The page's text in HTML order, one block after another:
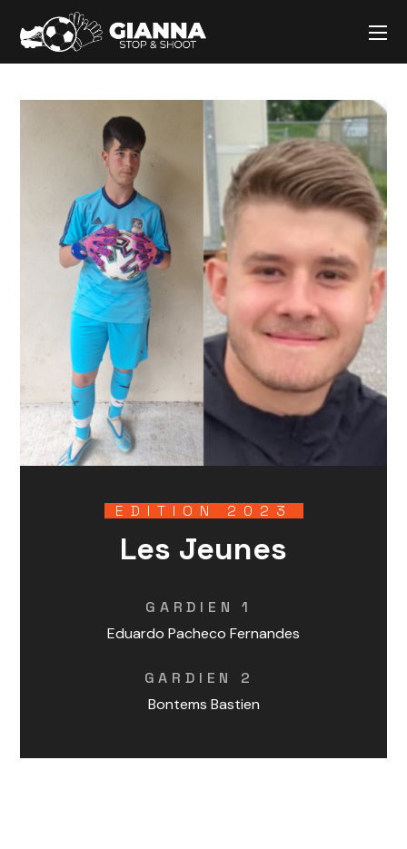
EDITION 2023
Les Jeunes
GARDIEN 1
Eduardo Pacheco Fernandes
GARDIEN 2
Bontems Bastien